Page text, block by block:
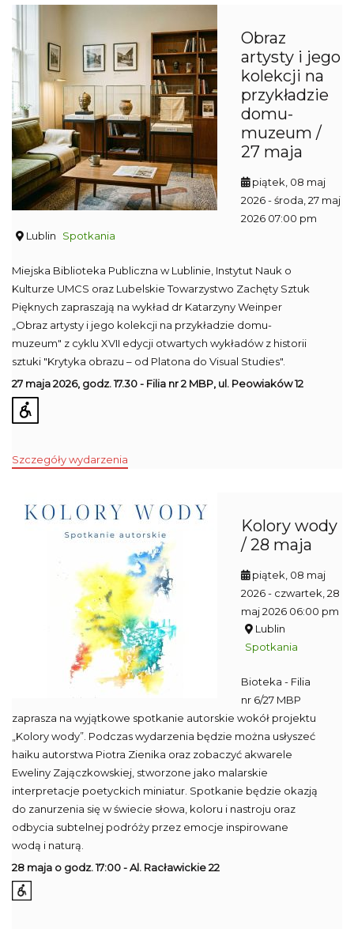
Obraz
artysty i jego
kolekcji na
przykładzie
domu-
muzeum /
27 maja
piątek, 08 maj
2026- środa, 27 maj
2026 07:00 pm
Lublin
Spotkania
Miejska Biblioteka Publiczna w Lublinie, Instytut Nauk o
Kulturze UMCS oraz Lubelskie Towarzystwo Zachęty Sztuk
Pięknych zapraszają na wykład dr Katarzyny Weinper
„Obraz artysty i jego kolekcji na przykładzie domu-
muzeum" z cyklu XVII edycji otwartych wykładów z historii
sztuki "Krytyka obrazu – od Platona do Visual Studies".
27 maja 2026, godz. 17.30 - Filia nr 2 MBP, ul. Peowiaków 12
Szczegóły wydarzenia
Kolory wody
/ 28 maja
piątek, 08 maj
2026- czwartek, 28
maj 2026 06:00 pm
Lublin
Spotkania
Bioteka - Filia
nr 6/27 MBP
zaprasza na wyjątkowe spotkanie autorskie wokół projektu
„Kolory wody”. Podczas wydarzenia będzie można usłyszeć
haiku autorstwa Piotra Zienika oraz zobaczyć akwarele
Eweliny Zajączkowskiej, stworzone jako malarskie
interpretacje poetyckich miniatur. Spotkanie będzie okazją
do zanurzenia się w świecie słowa, koloru i nastroju oraz
odbycia subtelnej podróży przez emocje inspirowane
wodą i naturą.
28 maja o godz. 17:00 - Al. Racławickie 22